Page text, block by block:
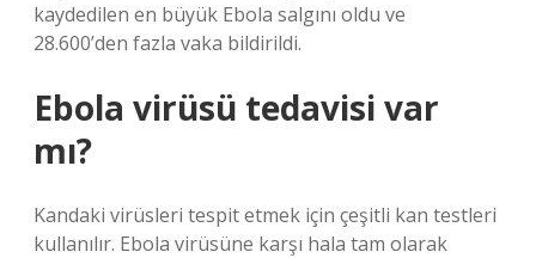
kaydedilen en büyük Ebola salgını oldu ve
28.600’den fazla vaka bildirildi.
Ebola virüsü tedavisi var
mı?
Kandaki virüsleri tespit etmek için çeşitli kan testleri
kullanılır. Ebola virüsüne karşı hala tam olarak